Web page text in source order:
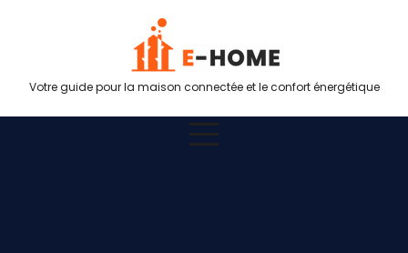
Votre guide pour la maison connectée et le confort énergétique